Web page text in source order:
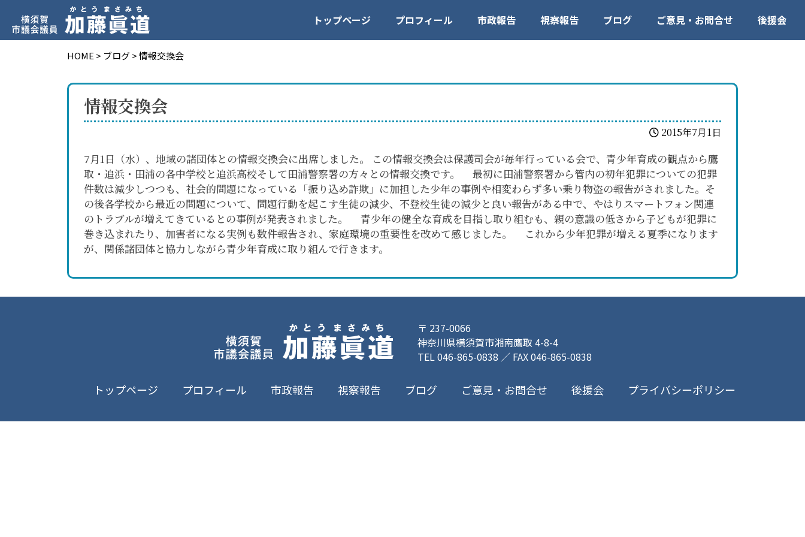
トップページ プロフィール 市政報告 視察報告 ブログ ご意見・お問合せ 後援会
HOME > ブログ>情報交換会
情報交換会
2015年7月1日
7月1日（水）、地域の諸団体との情報交換会に出席しました。 この情報交換会は保護司会が毎年行っている会で、青少年育成の観点から鷹
取・追浜・田浦の各中学校と追浜高校そして田浦警察署の方々との情報交換です。 最初に田浦警察署から管内の初年犯罪についての犯罪
件数は減少しつつも、社会的問題になっている「振り込め詐欺」に加担した少年の事例や相変わらず多い乗り物盗の報告がされました。そ
の後各学校から最近の問題について、問題行動を起こす生徒の減少、不登校生徒の減少と良い報告がある中で、やはりスマートフォン関連
のトラブルが増えてきているとの事例が発表されました。 青少年の健全な育成を目指し取り組むも、親の意識の低さから子どもが犯罪に
巻き込まれたり、加害者になる実例も数件報告され、家庭環境の重要性を改めて感じました。 これから少年犯罪が増える夏季になります
が、関係諸団体と協力しながら青少年育成に取り組んで行きます。
〒 237-0066
神奈川県横須賀市湘南鷹取 4-8-4
TEL 046-865-0838 ／ FAX 046-865-0838
トップページ プロフィール 市政報告 視察報告 ブログ ご意見・お問合せ 後援会 プライバシーポリシー